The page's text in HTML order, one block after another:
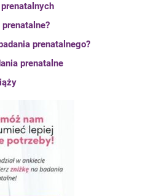
prenatalnego?
prenatalne